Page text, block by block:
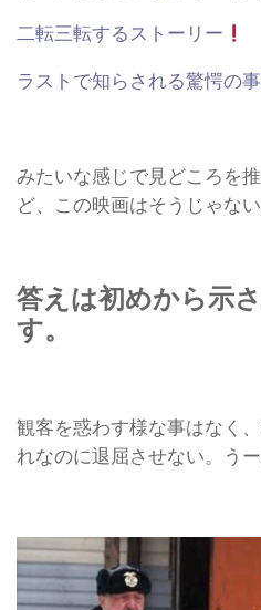
二転三転するストーリー
ラストで知らされる驚愕の
みたいな感じで見どころを
ど、この映画はそうじゃない
答えは初めから示
す。
観客を惑わす様な事はなく
れなのに退屈させない。う